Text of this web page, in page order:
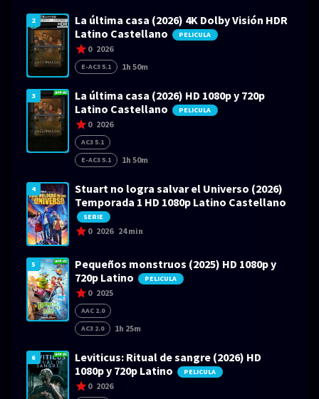
2
La última casa (2026) 4K Dolby Visión HDR
Latino Castellano
PELICULA
0 2026
E-AC3 5.1 1h 50m
3
La última casa (2026) HD 1080p y 720p
Latino Castellano
PELICULA
0 2026
AC3 5.1
E-AC3 5.1
1h 50m
4
Stuart no logra salvar el Universo (2026)
Temporada 1 HD 1080p Latino Castellano
SERIE
0 2026 24 min
5
Pequeños monstruos (2025) HD 1080p y
720p Latino
PELICULA
0 2025
AAC 2.0
AC3 2.0
1h 25m
6
Leviticus: Ritual de sangre (2026) HD
1080p y 720p Latino
PELICULA
0 2026